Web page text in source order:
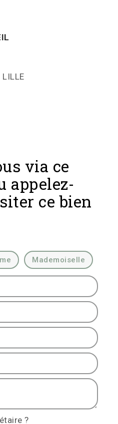
LILLE
via ce
appelez-
ce bien
Mademoiselle
?